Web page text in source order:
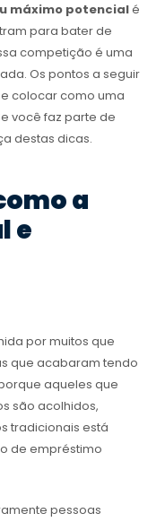
máximo potencialé
para bater de
competição é uma
Os pontos a seguir
colocar como uma
você faz parte de
destas dicas.
a
e
por muitos que
que acabaram tendo
aqueles que
são acolhidos,
tradicionais está
de empréstimo
pessoas